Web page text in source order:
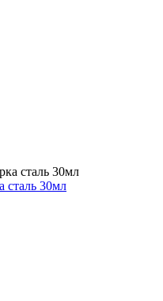
сталь 30мл